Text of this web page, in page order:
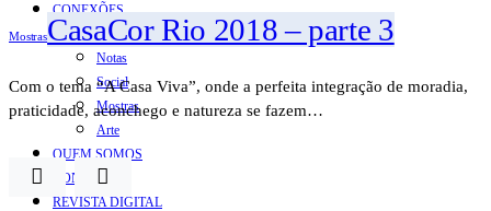
CONEXÕES
Conectadas
Notas
Social
Mostras
Arte
QUEM SOMOS
CONTATO
REVISTA DIGITAL
MostrasCasaCor Rio 2018 – parte 3
Com o tema “A Casa Viva”, onde a perfeita integração de moradia,
praticidade, aconchego e natureza se fazem…